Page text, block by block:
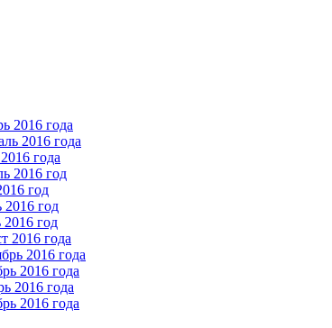
2016 года
2016 года
года
2016 год
год
год
год
2016 года
2016 года
2016 года
2016 года
2016 года